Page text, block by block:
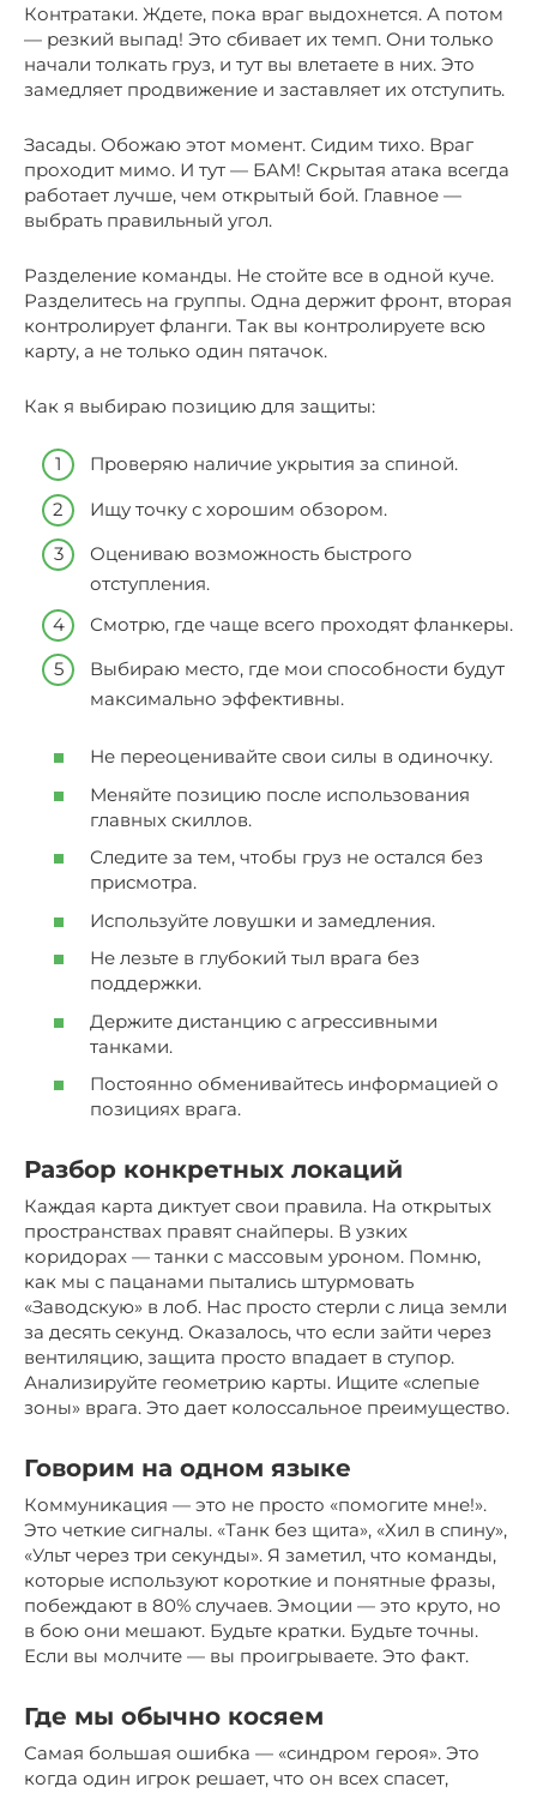
Контратаки. Ждете, пока враг выдохнется. А потом
— резкий выпад! Это сбивает их темп. Они только
начали толкать груз, и тут вы влетаете в них. Это
замедляет продвижение и заставляет их отступить.
Засады. Обожаю этот момент. Сидим тихо. Враг
проходит мимо. И тут — БАМ! Скрытая атака всегда
работает лучше, чем открытый бой. Главное —
выбрать правильный угол.
Разделение команды. Не стойте все в одной куче.
Разделитесь на группы. Одна держит фронт, вторая
контролирует фланги. Так вы контролируете всю
карту, а не только один пятачок.
Как я выбираю позицию для защиты:
Проверяю наличие укрытия за спиной.
Ищу точку с хорошим обзором.
Оцениваю возможность быстрого
отступления.
Смотрю, где чаще всего проходят фланкеры.
Выбираю место, где мои способности будут
максимально эффективны.
Не переоценивайте свои силы в одиночку.
Меняйте позицию после использования
главных скиллов.
Следите за тем, чтобы груз не остался без
присмотра.
Используйте ловушки и замедления.
Не лезьте в глубокий тыл врага без
поддержки.
Держите дистанцию с агрессивными
танками.
Постоянно обменивайтесь информацией о
позициях врага.
Разбор конкретных локаций
Каждая карта диктует свои правила. На открытых
пространствах правят снайперы. В узких
коридорах — танки с массовым уроном. Помню,
как мы с пацанами пытались штурмовать
«Заводскую» в лоб. Нас просто стерли с лица земли
за десять секунд. Оказалось, что если зайти через
вентиляцию, защита просто впадает в ступор.
Анализируйте геометрию карты. Ищите «слепые
зоны» врага. Это дает колоссальное преимущество.
Говорим на одном языке
Коммуникация — это не просто «помогите мне!».
Это четкие сигналы. «Танк без щита», «Хил в спину»,
«Ульт через три секунды». Я заметил, что команды,
которые используют короткие и понятные фразы,
побеждают в 80% случаев. Эмоции — это круто, но
в бою они мешают. Будьте кратки. Будьте точны.
Если вы молчите — вы проигрываете. Это факт.
Где мы обычно косяем
Самая большая ошибка — «синдром героя». Это
когда один игрок решает, что он всех спасет,